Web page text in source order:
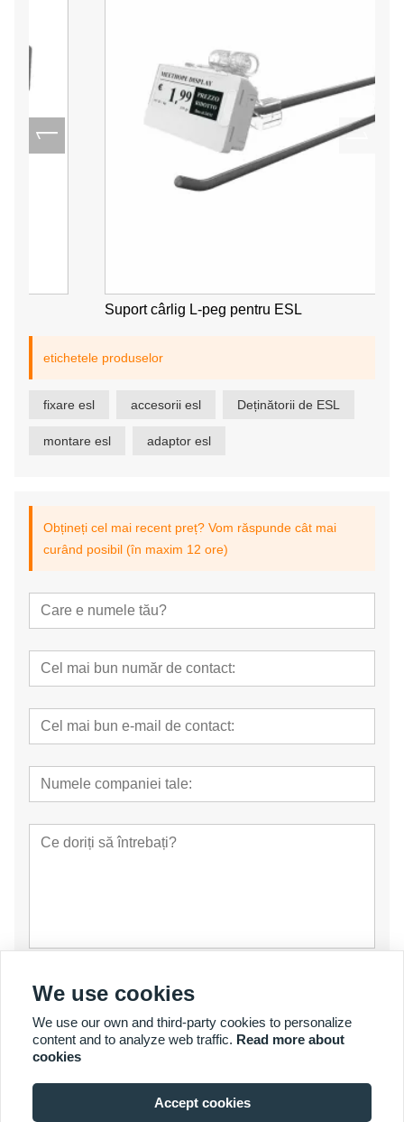
Suport cârlig L-peg pentru ESL
etichetele produselor
fixare esl accesorii esl Deținătorii de ESL
montare esl adaptor esl
Obțineți cel mai recent preț? Vom răspunde cât mai
curând posibil (în maxim 12 ore)
prezenta
© Copyright 2007 - 2026 YalaTech Co., Ltd
We use cookies
We use our own and third-party cookies to personalize
content and to analyze web traffic. Read more about
cookies
Accept cookies